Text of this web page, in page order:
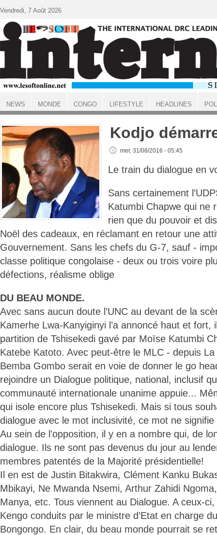
ACCUEIL
Kodjo
mer, 31/08/2016 - 05:45
Le train du dialogue en
Sans certainement
Katumbi Chapwe qui ne
rien que du pouvoir et
Noël des cadeaux, en réclamant en retour une
Gouvernement. Sans les chefs du G-7, sauf -
classe politique congolaise - deux ou trois voire
défections, réalisme oblige
DU BEAU MONDE.
Avec sans aucun doute l’UNC au devant de la
Kamerhe Lwa-Kanyiginyi l’a annoncé haut et fort,
partition de Tshisekedi gavé par Moïse Katumbi
Katebe Katoto. Avec peut-être le MLC - depuis
Bemba Gombo serait en voie de donner le go
rejoindre un Dialogue politique, national, inclusif
communauté internationale unanime appuie...
qui isole encore plus Tshisekedi. Mais si tous
dialogue avec le mot inclusivité, ce mot ne
Au sein de l’opposition, il y en a nombre qui, de
dialogue. Ils ne sont pas devenus du jour au
membres patentés de la Majorité présidentielle!
Il en est de Justin Bitakwira, Clément Kanku
Mbikayi, Ne Mwanda Nsemi, Arthur Zahidi
Manya, etc. Tous viennent au Dialogue. A ceux-ci,
Kengo conduits par le ministre d’Etat en charge
Bongongo. En clair, du beau monde pourrait se
Vendredi, 7 Août 2026
NEWS MONDE CONGO LIFESTYLE HEADLINES